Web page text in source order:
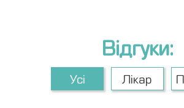
Відгуки:
Усі Лікар